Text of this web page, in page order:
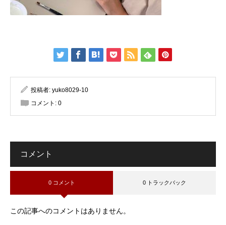
投稿者: yuko8029-10
コメント: 0
コメント
0 コメント 0 トラックバック
この記事へのコメントはありません。